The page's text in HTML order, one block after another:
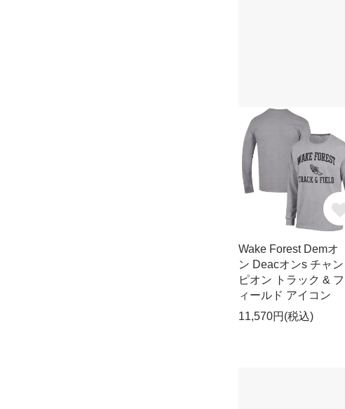
Wake Forest Demオ
ン Deacオンs チャン
ピオン トラック & フ
ィールド アイコン
11,570円(税込)